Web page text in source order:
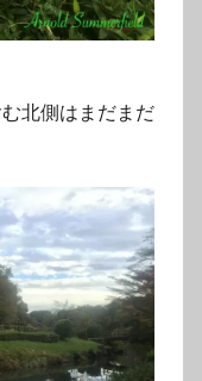
北側はまだまだ